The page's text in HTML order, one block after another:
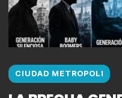
CIUDAD METROPOLI